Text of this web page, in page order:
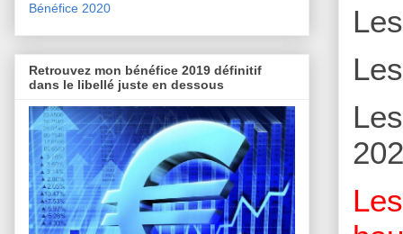
Bénéfice 2020
Retrouvez mon bénéfice 2019 définitif
dans le libellé juste en dessous